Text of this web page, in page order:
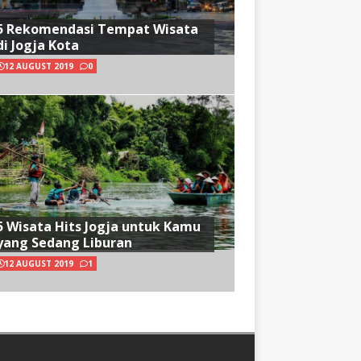
Rekomendasi Tempat Wisata
Jogja Kota
12 AUGUST 2019 0
Wisata Hits Jogja untuk Kamu
Sedang Liburan
12 AUGUST 2019 1